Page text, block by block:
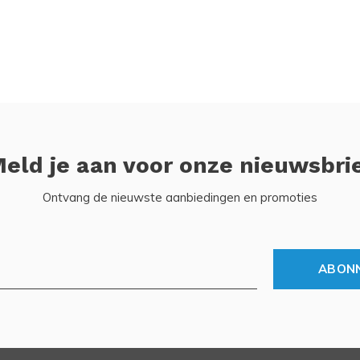
je aan voor onze
Ontvang de nieuwste aanbiedingen en promoties